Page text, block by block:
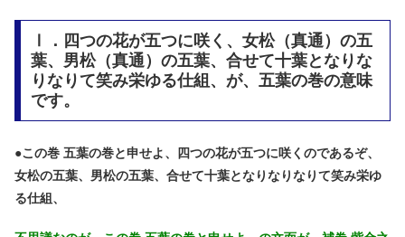
Ⅰ．四つの花が五つに咲く、女松（真通）の五
葉、男松（真通）の五葉、合せて十葉となりな
りなりて笑み栄ゆる仕組、が、五葉の巻の意味
です。
●この巻 五葉の巻と申せよ、四つの花が五つに咲くのであるぞ、
女松の五葉、男松の五葉、合せて十葉となりなりなりて笑み栄ゆ
る仕組、